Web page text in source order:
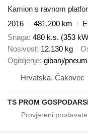
Kamion s ravnom
2016
481.200 km
Snaga 480 k.s. (353
Nosivost 12.130 kg
Ogibljenje gibanj/
Hrvatska, Čakovec
TS PROM